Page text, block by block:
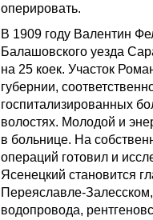
оперировать.
В 1909 году Валентин
Балашовского уезда
на 25 коек. Участок
губернии,
госпитализированных
волостях. Молодой и
в больнице. На
операций готовил и
Ясенецкий становится
Переяславле-Залесском,
водопровода,